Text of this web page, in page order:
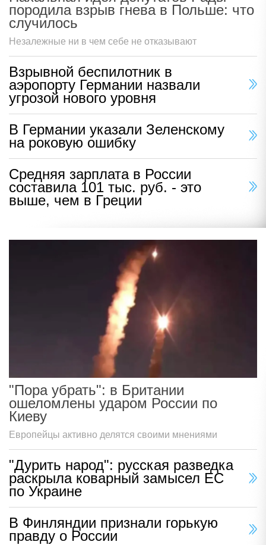
породила взрыв гнева в Польше: что
случилось
Незалежные ни в чем себе не отказывают
Взрывной беспилотник в
аэропорту Германии назвали
угрозой нового уровня
В Германии указали Зеленскому
на роковую ошибку
Средняя зарплата в России
составила 101 тыс. руб. - это
выше, чем в Греции
"Пора убрать": в Британии
ошеломлены ударом России по
Киеву
Европейцы активно делятся своими мнениями
"Дурить народ": русская разведка
раскрыла коварный замысел ЕС
по Украине
В Финляндии признали горькую
правду о России